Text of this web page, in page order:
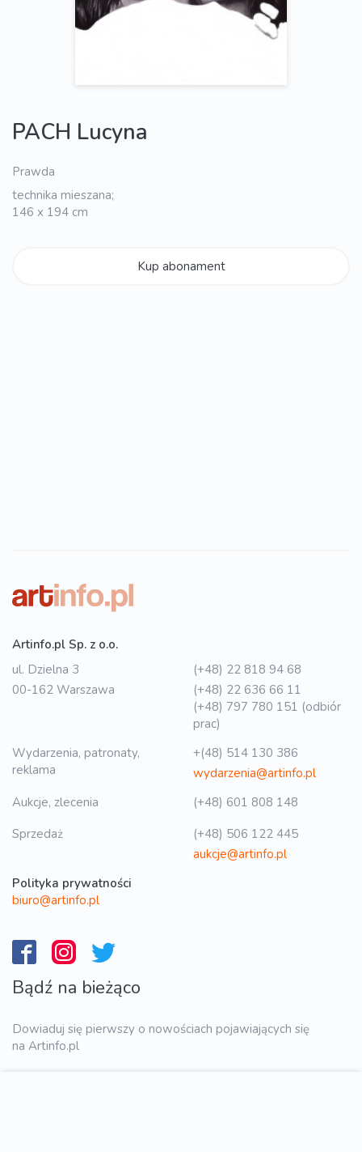
PACH Lucyna
Prawda
technika mieszana;
146 x 194 cm
Kup abonament
Artinfo.pl Sp. z o.o.
ul. Dzielna 3
00-162 Warszawa
(+48) 22 818 94 68
(+48) 22 636 66 11
(+48) 797 780 151 (odbiór
prac)
Wydarzenia, patronaty,
reklama
+(48) 514 130 386
wydarzenia@artinfo.pl
Aukcje, zlecenia
(+48) 601 808 148
Sprzedaż
(+48) 506 122 445
aukcje@artinfo.pl
Polityka prywatności
biuro@artinfo.pl
Bądź na bieżąco
Dowiaduj się pierwszy o nowościach pojawiających się
na Artinfo.pl